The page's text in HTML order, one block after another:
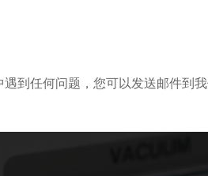
到任何问题，您可以发送邮件到